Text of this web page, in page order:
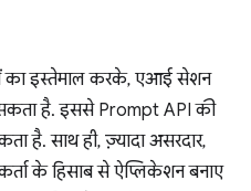
का इस्तेमाल करके, एआई सेशन
है. इससे Prompt API की
है. साथ ही, ज़्यादा असरदार,
के हिसाब से ऐप्लिकेशन बनाए